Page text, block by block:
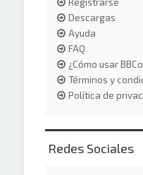
Descargas
Ayuda
FAQ
¿Cómo usar
Términos y
Política de
Redes Sociales